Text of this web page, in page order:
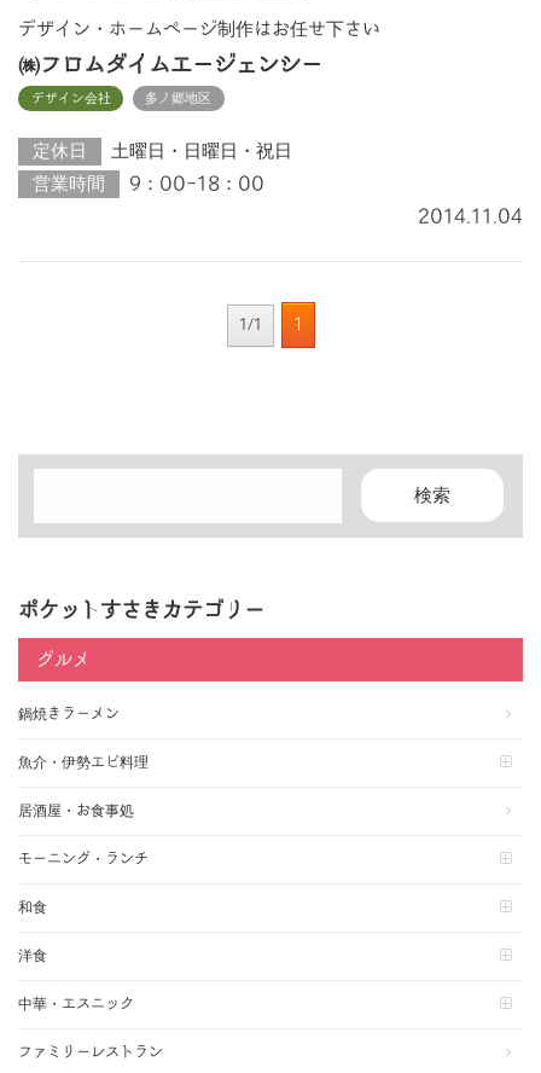
デザイン・ホームページ制作はお任せ下さい
㈱フロムダイムエージェンシー
デザイン会社 多ノ郷地区
定休日
土曜日・日曜日・祝日
営業時間
9：00-18：00
2014.11.04
1/1 1
ポケットすさきカテゴリー
グルメ
鍋焼きラーメン
魚介・伊勢エビ料理
居酒屋・お食事処
モーニング・ランチ
和食
洋食
中華・エスニック
ファミリーレストラン